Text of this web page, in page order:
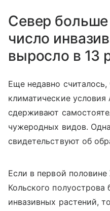
Север больше
число
выросло в 13
Еще недавно
климатические
сдерживают
чужеродных видов.
свидетельствуют об
Если в первой половине
Кольского
инвазивных растений,